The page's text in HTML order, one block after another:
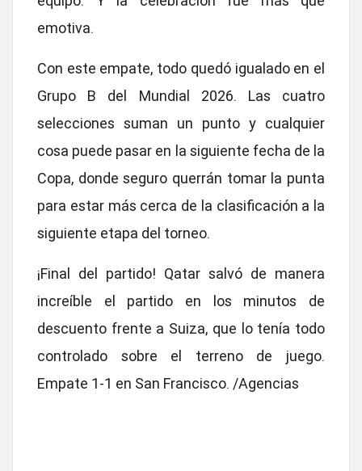
emotiva.
Con este empate, todo quedó igualado en el
Grupo B
del Mundial 2026. Las cuatro
selecciones suman un punto y cualquier
cosa puede pasar en la siguiente fecha de la
Copa, donde seguro querrán tomar la punta
para estar más cerca de la clasificación a la
siguiente etapa del torneo.
¡Final del partido! Qatar salvó de manera
increíble el partido en los minutos de
descuento frente a Suiza, que lo tenía todo
controlado sobre el terreno de juego.
Empate 1-1 en San Francisco. /Agencias